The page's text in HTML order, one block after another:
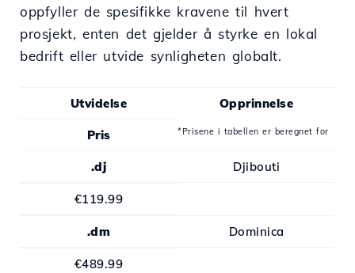
oppfyller de spesifikke kravene til hvert
prosjekt, enten det gjelder å styrke en lokal
bedrift eller utvide synligheten globalt.
Utvidelse Opprinnelse
Pris
.dj Djibouti
€119.99
.dm Dominica
€489.99
*Prisene i tabellen er beregnet for